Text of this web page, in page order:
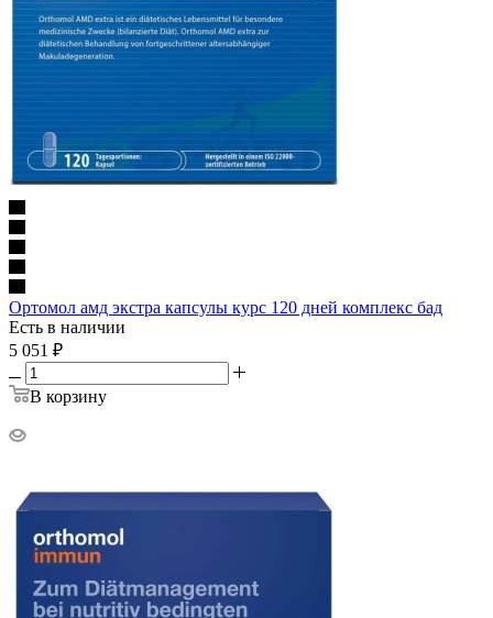
Ортомол амд экстра капсулы курс 120 дней комплекс бад
Есть в наличии
5 051 ₽
В корзину